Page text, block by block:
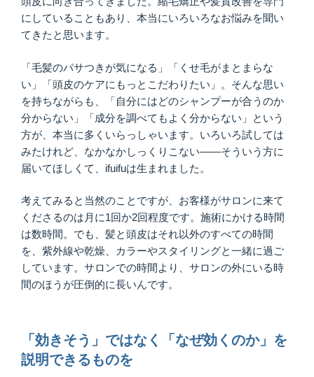
にしていることもあり、本当にいろいろなお悩みを聞い
てきたと思います。
「毛髪のパサつきが気になる」「くせ毛がまとまらな
い」「頭皮のケアにもっとこだわりたい」。そんな思い
を持ちながらも、「自分にはどのシャンプーが合うのか
分からない」「成分を調べてもよく分からない」という
方が、本当に多くいらっしゃいます。いろいろ試しては
みたけれど、なかなかしっくりこない——そういう方に
届いてほしくて、ifuifuは生まれました。
考えてみると当然のことですが、お客様がサロンに来て
くださるのは月に1回か2回程度です。施術にかける時間
は数時間。でも、髪と頭皮はそれ以外のすべての時間
を、紫外線や乾燥、カラーやスタイリングと一緒に過ご
しています。サロンでの時間より、サロンの外にいる時
間のほうが圧倒的に長いんです。
「効きそう」ではなく「なぜ効くのか」を
説明できるものを